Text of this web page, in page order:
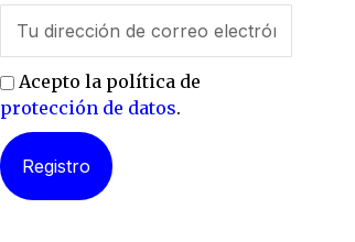
Acepto la política de
protección de datos.